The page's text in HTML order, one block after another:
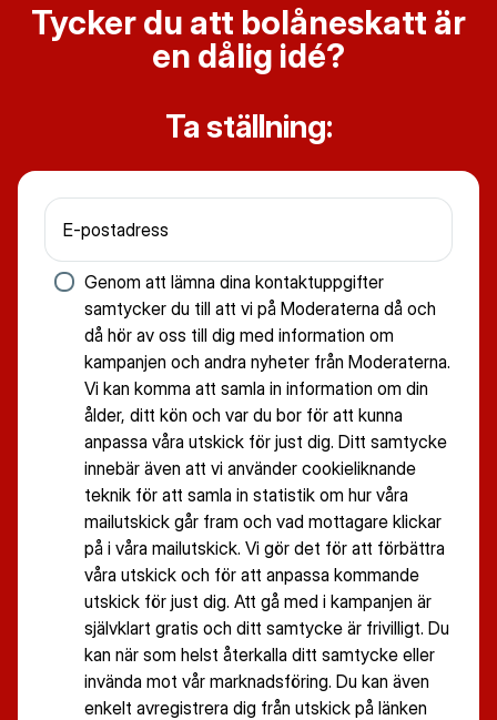
Tycker du att bolåneskatt är
en dålig idé?
Ta ställning:
E-postadress
Genom att lämna dina kontaktuppgifter
samtycker du till att vi på Moderaterna då och
då hör av oss till dig med information om
kampanjen och andra nyheter från Moderaterna.
Vi kan komma att samla in information om din
ålder, ditt kön och var du bor för att kunna
anpassa våra utskick för just dig. Ditt samtycke
innebär även att vi använder cookieliknande
teknik för att samla in statistik om hur våra
mailutskick går fram och vad mottagare klickar
på i våra mailutskick. Vi gör det för att förbättra
våra utskick och för att anpassa kommande
utskick för just dig. Att gå med i kampanjen är
självklart gratis och ditt samtycke är frivilligt. Du
kan när som helst återkalla ditt samtycke eller
invända mot vår marknadsföring. Du kan även
enkelt avregistrera dig från utskick på länken